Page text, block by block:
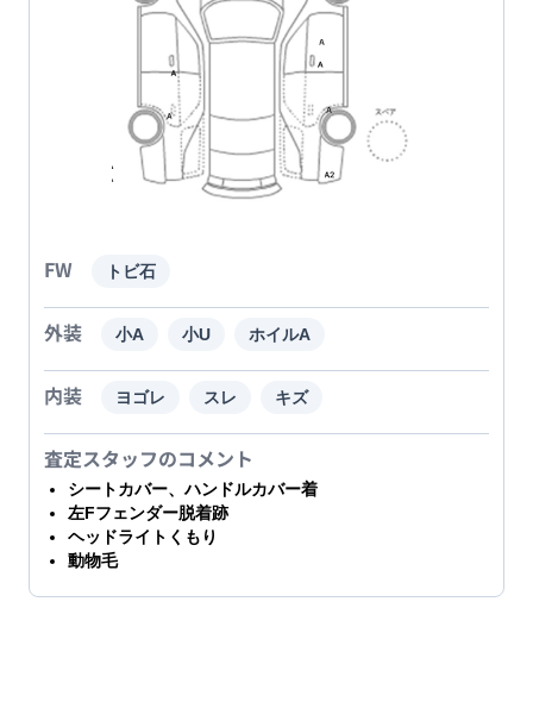
FW トビ石
外装 小A 小U ホイルA
内装 ヨゴレ スレ キズ
査定スタッフのコメント
シートカバー、ハンドルカバー着
左Fフェンダー脱着跡
ヘッドライトくもり
動物毛